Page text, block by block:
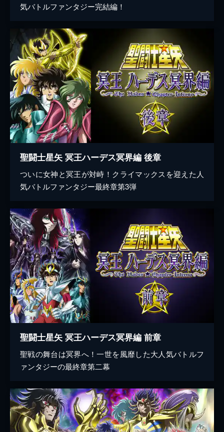
気バトルファンタジー完結編！
聖闘士星矢 冥王ハーデス冥界編 後章
ついに女神と冥王が対峙！クライマックスを迎えた人
気バトルファンタジー最終章第3弾
聖闘士星矢 冥王ハーデス冥界編 前章
聖戦の舞台は冥界へ！一世を風靡した大人気バトルフ
ァンタジーの最終章第二幕